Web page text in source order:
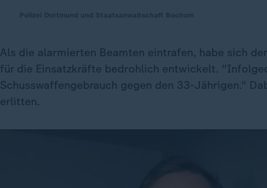
Als die alarmierten Beamten eintrafen, habe sich
für die Einsatzkräfte bedrohlich entwickelt.
Schusswaffengebrauch gegen den 33-Jährigen."
erlitten.